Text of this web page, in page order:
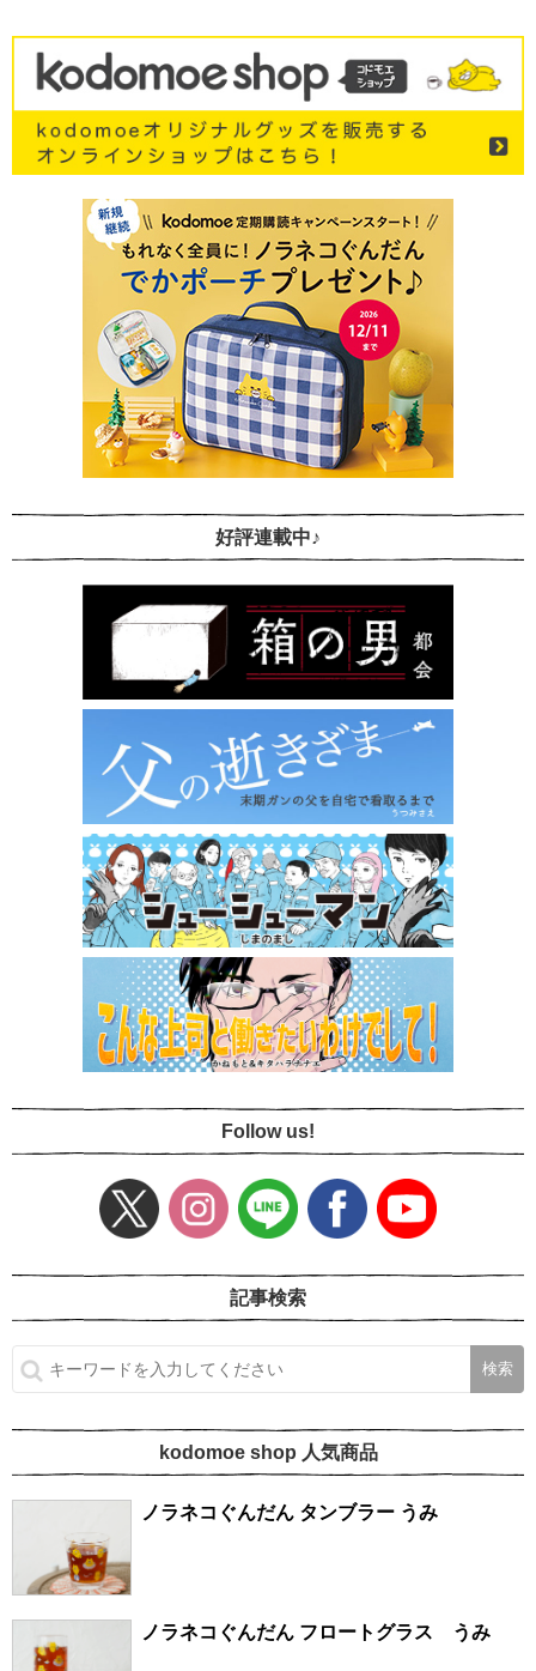
好評連載中♪
Follow us!
記事検索
kodomoe shop 人気商品
ノラネコぐんだん タンブラー うみ
ノラネコぐんだん フロートグラス うみ